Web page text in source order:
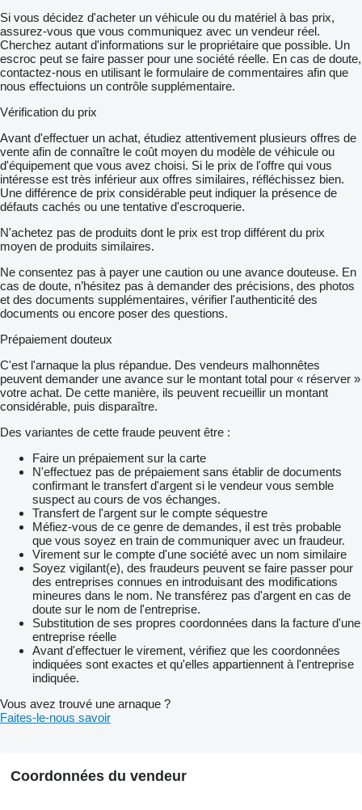
Si vous décidez d'acheter un véhicule ou du matériel à bas prix,
assurez-vous que vous communiquez avec un vendeur réel.
Cherchez autant d'informations sur le propriétaire que possible. Un
escroc peut se faire passer pour une société réelle. En cas de doute,
contactez-nous en utilisant le formulaire de commentaires afin que
nous effectuions un contrôle supplémentaire.
Vérification du prix
Avant d'effectuer un achat, étudiez attentivement plusieurs offres de
vente afin de connaître le coût moyen du modèle de véhicule ou
d'équipement que vous avez choisi. Si le prix de l'offre qui vous
intéresse est très inférieur aux offres similaires, réfléchissez bien.
Une différence de prix considérable peut indiquer la présence de
défauts cachés ou une tentative d'escroquerie.
N'achetez pas de produits dont le prix est trop différent du prix
moyen de produits similaires.
Ne consentez pas à payer une caution ou une avance douteuse. En
cas de doute, n’hésitez pas à demander des précisions, des photos
et des documents supplémentaires, vérifier l'authenticité des
documents ou encore poser des questions.
Prépaiement douteux
C'est l'arnaque la plus répandue. Des vendeurs malhonnêtes
peuvent demander une avance sur le montant total pour « réserver »
votre achat. De cette manière, ils peuvent recueillir un montant
considérable, puis disparaître.
Des variantes de cette fraude peuvent être :
Faire un prépaiement sur la carte
N'effectuez pas de prépaiement sans établir de documents
confirmant le transfert d'argent si le vendeur vous semble
suspect au cours de vos échanges.
Transfert de l'argent sur le compte séquestre
Méfiez-vous de ce genre de demandes, il est très probable
que vous soyez en train de communiquer avec un fraudeur.
Virement sur le compte d'une société avec un nom similaire
Soyez vigilant(e), des fraudeurs peuvent se faire passer pour
des entreprises connues en introduisant des modifications
mineures dans le nom. Ne transférez pas d'argent en cas de
doute sur le nom de l'entreprise.
Substitution de ses propres coordonnées dans la facture d'une
entreprise réelle
Avant d'effectuer le virement, vérifiez que les coordonnées
indiquées sont exactes et qu'elles appartiennent à l'entreprise
indiquée.
Vous avez trouvé une arnaque ?
Faites-le-nous savoir
Coordonnées du vendeur